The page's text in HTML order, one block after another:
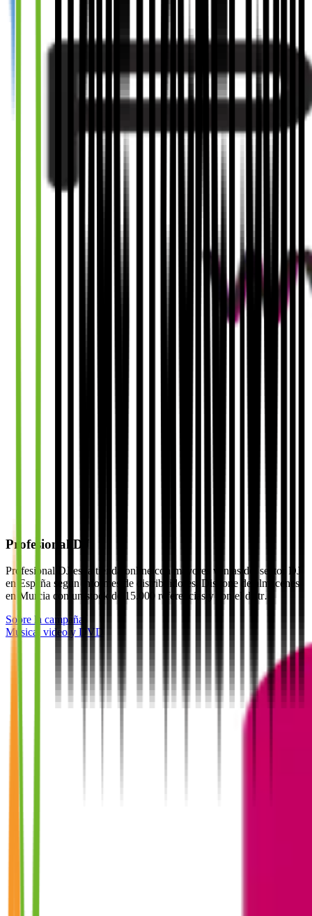
Profesional DJ
Profesional DJ es la tienda online con mayores ventas del sector DJ
en España según informes de distribuidores. Dispone de almacenes
en Murcia con un stock de 15.000 referencias y son el distr…
Sobre la campaña
Música, video y DVD